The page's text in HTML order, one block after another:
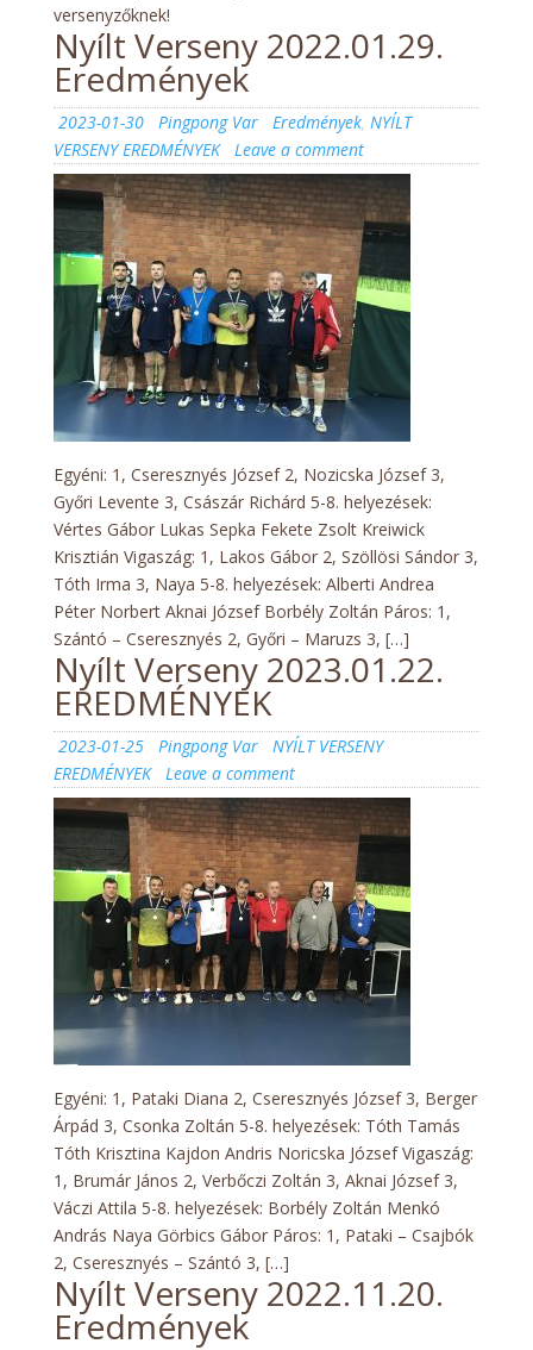
versenyzőknek!
Nyílt Verseny 2022.01.29.
Eredmények
Posted
on
2023-01-30 Author
Pingpong Var Categories
Eredmények, NYÍLT
VERSENY EREDMÉNYEK
Leave a commenton
Nyílt
Verseny
2022.01.29.
Egyéni: 1, Cseresznyés József 2, Nozicska József 3,
Győri Levente 3, Császár Richárd 5-8. helyezések:
Vértes Gábor Lukas Sepka Fekete Zsolt Kreiwick
Krisztián Vigaszág: 1, Lakos Gábor 2, Szöllösi Sándor 3,
Tóth Irma 3, Naya 5-8. helyezések: Alberti Andrea
Péter Norbert Aknai József Borbély Zoltán Páros: 1,
Szántó – Cseresznyés 2, Győri – Maruzs 3, […]
Nyílt Verseny 2023.01.22.
EREDMÉNYEK
Posted
on
2023-01-25 Author
Pingpong Var Categories
NYÍLT VERSENY
EREDMÉNYEK
Leave a commenton
Nyílt
Verseny
2023.01.22.
EREDMÉNYEK
Egyéni: 1, Pataki Diana 2, Cseresznyés József 3, Berger
Árpád 3, Csonka Zoltán 5-8. helyezések: Tóth Tamás
Tóth Krisztina Kajdon Andris Noricska József Vigaszág:
1, Brumár János 2, Verbőczi Zoltán 3, Aknai József 3,
Váczi Attila 5-8. helyezések: Borbély Zoltán Menkó
András Naya Görbics Gábor Páros: 1, Pataki – Csajbók
2, Cseresznyés – Szántó 3, […]
Nyílt Verseny 2022.11.20.
Eredmények